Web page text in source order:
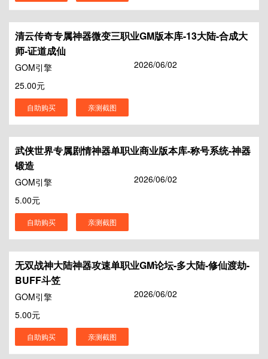
清云传奇专属神器微变三职业GM版本库-13大陆-合成大
师-证道成仙
GOM引擎
2026/06/02
25.00元
自助购买 亲测截图
武侠世界专属剧情神器单职业商业版本库-称号系统-神器
锻造
GOM引擎
2026/06/02
5.00元
自助购买 亲测截图
无双战神大陆神器攻速单职业GM论坛-多大陆-修仙渡劫-
BUFF斗笠
GOM引擎
2026/06/02
5.00元
自助购买 亲测截图